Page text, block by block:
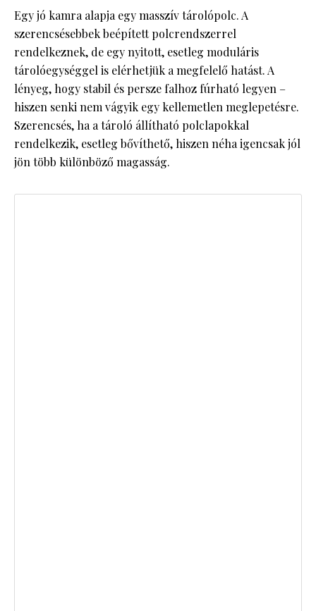
Egy jó kamra alapja egy masszív tárolópolc. A
szerencsésebbek beépített polcrendszerrel
rendelkeznek, de egy nyitott, esetleg moduláris
tárolóegységgel is elérhetjük a megfelelő hatást. A
lényeg, hogy stabil és persze falhoz fúrható legyen –
hiszen senki nem vágyik egy kellemetlen meglepetésre.
Szerencsés, ha a tároló állítható polclapokkal
rendelkezik, esetleg bővíthető, hiszen néha igencsak jól
jön több különböző magasság.